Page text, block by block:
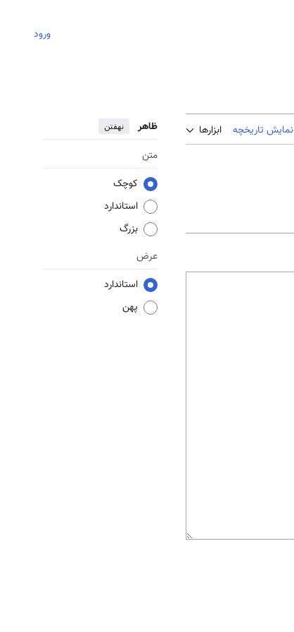
ورود
نمایش تاریخچه ابزارها ظاهر نهفتن
متن
کوچک
استاندارد
بزرگ
عرض
استاندارد
پهن